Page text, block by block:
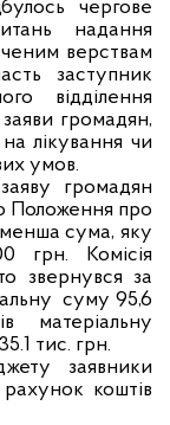
чергове
надання
верствам
заступник
відділення
громадян,
лікування чи
умов.
громадян
Положення про
сума, яку
грн. Комісія
звернувся за
суму 95,6
матеріальну
тис. грн.
заявники
коштів